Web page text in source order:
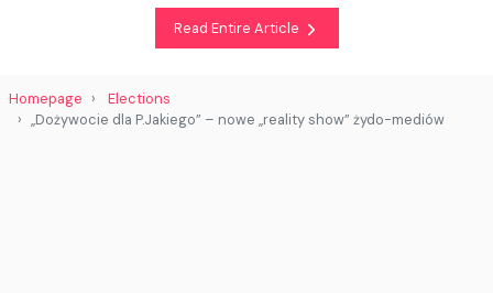
Read Entire Article
Homepage
Elections
„Dożywocie dla P.Jakiego” – nowe „reality show” żydo-mediów